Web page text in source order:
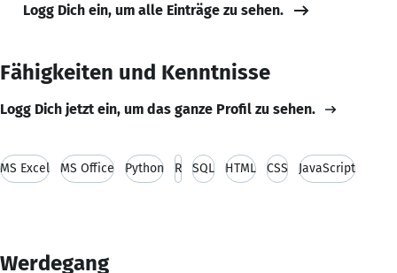
Logg Dich ein, um alle Einträge zu sehen.
Fähigkeiten und Kenntnisse
Logg Dich jetzt ein, um das ganze Profil zu sehen.
MS Excel MS Office Python R SQL HTML CSS JavaScript
Werdegang